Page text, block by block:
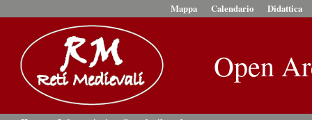
Mappa Calendario Didattica
Open